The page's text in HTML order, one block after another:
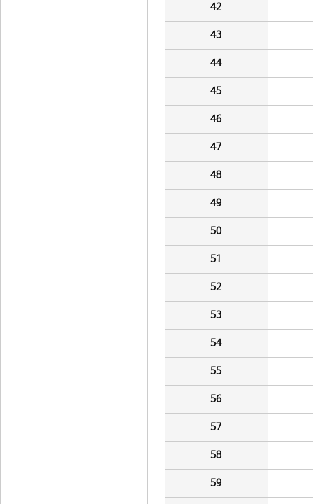
42
43
44
45
46
47
48
49
50
51
52
53
54
55
56
57
58
59